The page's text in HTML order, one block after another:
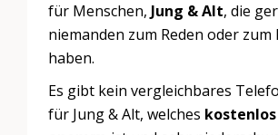
für Menschen, Jung & Alt, die
niemanden zum Reden oder zum
haben.
Es gibt kein vergleichbares
für Jung & Alt, welches